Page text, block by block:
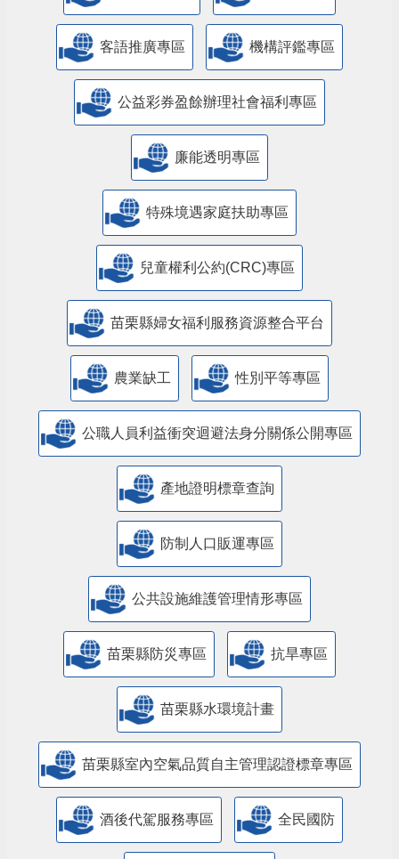
客語推廣專區 機構評鑑專區
公益彩券盈餘辦理社會福利專區
廉能透明專區
特殊境遇家庭扶助專區
兒童權利公約(CRC)專區
苗栗縣婦女福利服務資源整合平台
農業缺工 性別平等專區
公職人員利益衝突迴避法身分關係公開專區
產地證明標章查詢
防制人口販運專區
​公共設施維護管理情形專區
苗栗縣防災專區 抗旱專區
苗栗縣水環境計畫
苗栗縣室內空氣品質自主管理認證標章專區
酒後代駕服務專區 全民國防